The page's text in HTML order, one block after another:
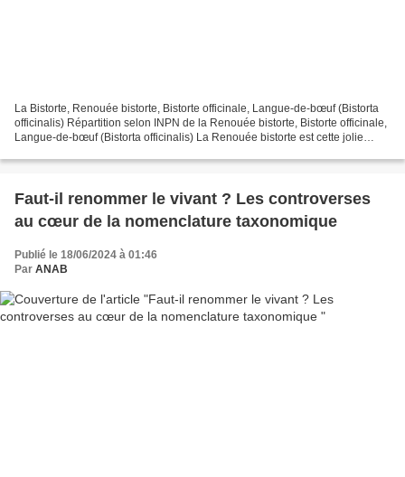
La Bistorte, Renouée bistorte, Bistorte officinale, Langue-de-bœuf (Bistorta
officinalis) Répartition selon INPN de la Renouée bistorte, Bistorte officinale,
Langue-de-bœuf (Bistorta officinalis) La Renouée bistorte est cette jolie
Faut-il renommer le vivant ? Les controverses
au cœur de la nomenclature taxonomique
Publié le 18/06/2024 à 01:46
Par ANAB